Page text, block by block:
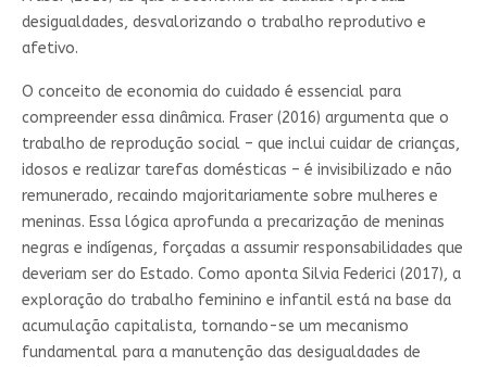
desigualdades, desvalorizando o trabalho reprodutivo e
afetivo.
O conceito de economia do cuidado é essencial para
compreender essa dinâmica. Fraser (2016) argumenta que o
trabalho de reprodução social – que inclui cuidar de crianças,
idosos e realizar tarefas domésticas – é invisibilizado e não
remunerado, recaindo majoritariamente sobre mulheres e
meninas. Essa lógica aprofunda a precarização de meninas
negras e indígenas, forçadas a assumir responsabilidades que
deveriam ser do Estado. Como aponta Silvia Federici (2017), a
exploração do trabalho feminino e infantil está na base da
acumulação capitalista, tornando-se um mecanismo
fundamental para a manutenção das desigualdades de